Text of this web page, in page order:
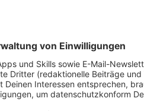
Zur Geltendmachung Ihrer
Datenschutzbeauftragten.
verwaltungsrechtlichen oder
Datenschutz-Aufsichtsbehörde
unserem Unternehmen